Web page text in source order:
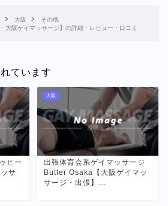
大阪
その他
大阪ゲイマッサージ】の詳細・レビュー・口コミ
ています
ヒー
サ
大阪
出張体育会系ゲイマッサージ
Butler Osaka【大阪ゲイマッ
サージ・出張】…